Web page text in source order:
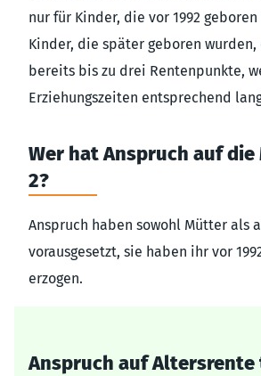
nur für Kinder, die vor 1992 geboren
Kinder, die später geboren
bereits bis zu drei Rentenpunkte,
Erziehungszeiten entsprechend
Wer hat Anspruch auf
2?
Anspruch haben sowohl Mütter als
vorausgesetzt, sie haben ihr vor
erzogen.
Anspruch auf